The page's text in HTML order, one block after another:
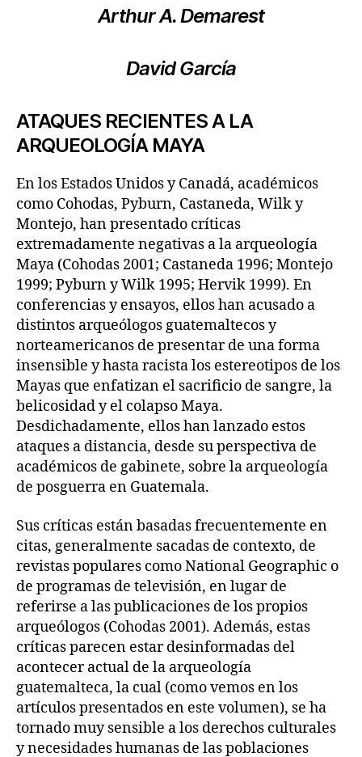
Arthur A. Demarest
David García
ATAQUES RECIENTES A LA
ARQUEOLOGÍA MAYA
En los Estados Unidos y Canadá, académicos
como Cohodas, Pyburn, Castaneda, Wilk y
Montejo, han presentado críticas
extremadamente negativas a la arqueología
Maya (Cohodas 2001; Castaneda 1996; Montejo
1999; Pyburn y Wilk 1995; Hervik 1999). En
conferencias y ensayos, ellos han acusado a
distintos arqueólogos guatemaltecos y
norteamericanos de presentar de una forma
insensible y hasta racista los estereotipos de los
Mayas que enfatizan el sacrificio de sangre, la
belicosidad y el colapso Maya.
Desdichadamente, ellos han lanzado estos
ataques a distancia, desde su perspectiva de
académicos de gabinete, sobre la arqueología
de posguerra en Guatemala.
Sus críticas están basadas frecuentemente en
citas, generalmente sacadas de contexto, de
revistas populares como National Geographic o
de programas de televisión, en lugar de
referirse a las publicaciones de los propios
arqueólogos (Cohodas 2001). Además, estas
críticas parecen estar desinformadas del
acontecer actual de la arqueología
guatemalteca, la cual (como vemos en los
artículos presentados en este volumen), se ha
tornado muy sensible a los derechos culturales
y necesidades humanas de las poblaciones